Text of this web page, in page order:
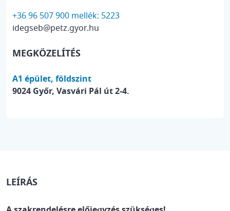
+36 96 507 900 mellék: 5223
idegseb@petz.gyor.hu
MEGKÖZELÍTÉS
A1 épület, földszint
9024 Győr, Vasvári Pál út 2-4.
LEÍRÁS